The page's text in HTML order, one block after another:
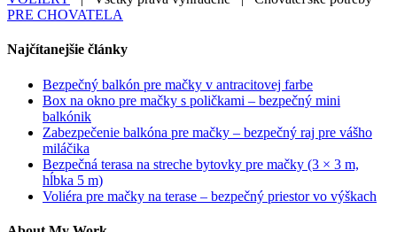
PRE CHOVATELA
Close
Area
Najčítanejšie články
Bezpečný balkón pre mačky v antracitovej farbe
Box na okno pre mačky s poličkami – bezpečný mini
balkónik
Zabezpečenie balkóna pre mačky – bezpečný raj pre vášho
miláčika
Bezpečná terasa na streche bytovky pre mačky (3 × 3 m,
hĺbka 5 m)
Voliéra pre mačky na terase – bezpečný priestor vo výškach